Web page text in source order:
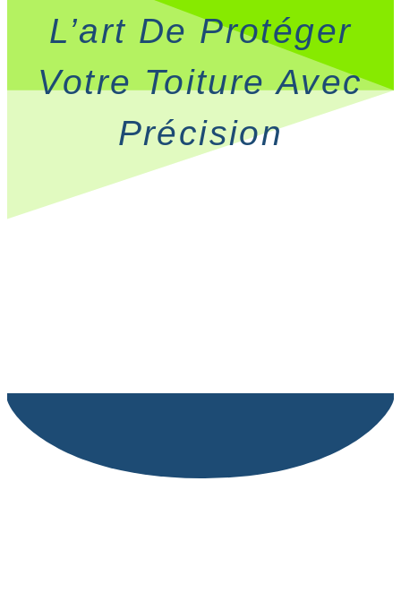
L’art De Protéger
Votre Toiture Avec
Précision